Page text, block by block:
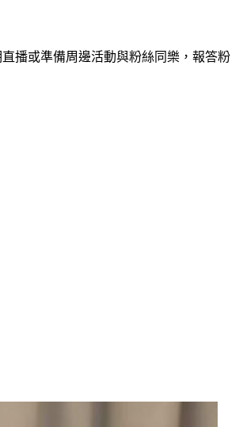
播或準備周邊活動與粉絲同樂，報答粉